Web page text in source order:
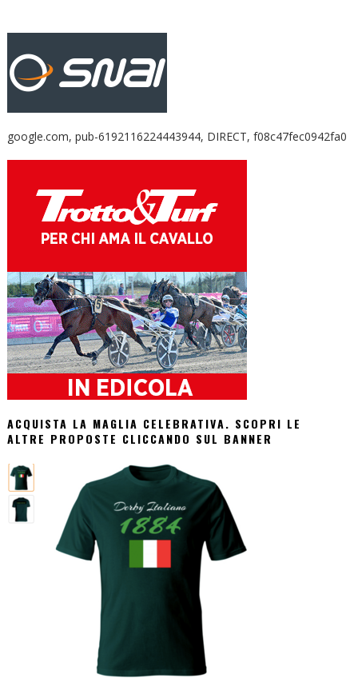
google.com, pub-6192116224443944, DIRECT, f08c47fec0942fa0
ACQUISTA LA MAGLIA CELEBRATIVA. SCOPRI LE
ALTRE PROPOSTE CLICCANDO SUL BANNER